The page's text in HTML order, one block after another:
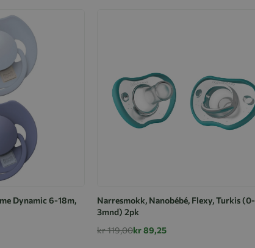
Dynamic 6-18m,
Narresmokk, Nanobébé, Flexy, Turkis (0-
3mnd) 2pk
kr 119,00kr 89,25